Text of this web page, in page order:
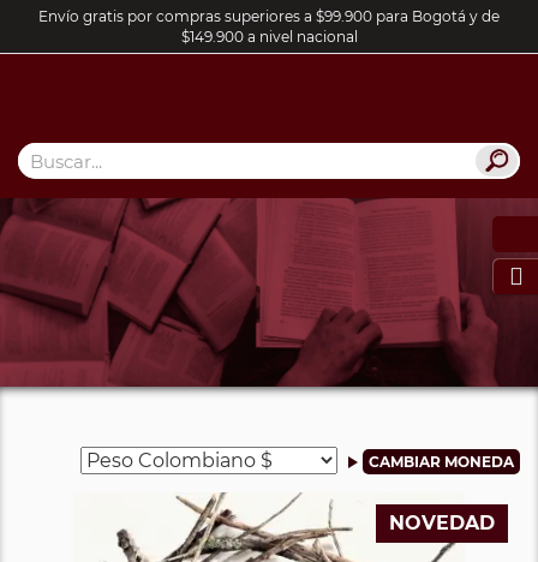
Envío gratis por compras superiores a $99.900 para Bogotá y de
$149.900 a nivel nacional

NOVEDAD